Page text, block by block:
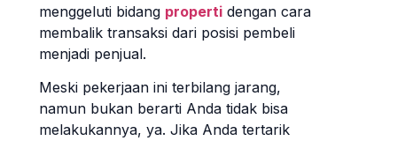
menggeluti bidang properti dengan cara
membalik transaksi dari posisi pembeli
menjadi penjual.
Meski pekerjaan ini terbilang jarang,
namun bukan berarti Anda tidak bisa
melakukannya, ya. Jika Anda tertarik